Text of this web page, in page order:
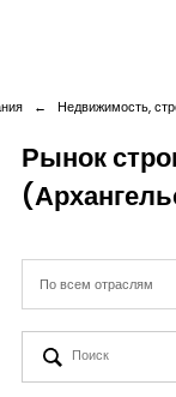
Компания
Услуги
Новая
← Недвижимость,
Рынок
По всем отраслям